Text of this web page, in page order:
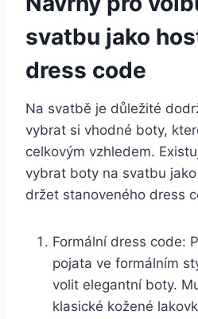
svatbu⁢ jako⁣
dress code
Na svatbě je důležité
vybrat si vhodné ⁤boty,
celkovým vzhledem.
vybrat boty na svatbu
držet stanoveného ⁢dress
Formální dress ‍code:
pojata ve ‌formálním
volit elegantní boty.
klasické kožené